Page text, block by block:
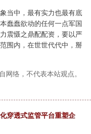
当中，最有实力也最有底
蠢蠢欲动的任何一点军国
震慑之鼎配配资，要以严
围内，在世世代代中，掰
网络，不代表本站观点。
穿透式监管平台重塑企